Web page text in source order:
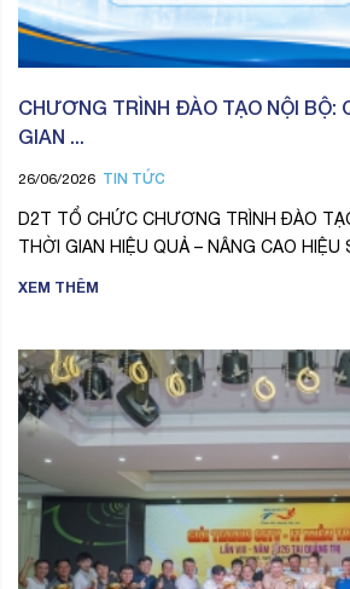
CHƯƠNG TRÌNH ĐÀO TẠO NỘI BỘ:
GIAN ...
26/06/2026 TIN TỨC
D2T TỔ CHỨC CHƯƠNG TRÌNH ĐÀO
THỜI GIAN HIỆU QUẢ – NÂNG CAO HIỆU
XEM THÊM